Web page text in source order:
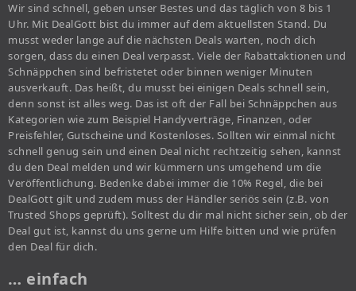
Wir sind schnell, geben unser Bestes und das täglich von 8 bis 1
Uhr. Mit DealGott bist du immer auf dem aktuellsten Stand. Du
musst weder lange auf die nächsten Deals warten, noch dich
sorgen, dass du einen Deal verpasst. Viele der Rabattaktionen und
Schnäppchen sind befristetet oder binnen weniger Minuten
ausverkauft. Das heißt, du musst bei einigen Deals schnell sein,
denn sonst ist alles weg. Das ist oft der Fall bei Schnäppchen aus
Kategorien wie zum Beispiel Handyverträge, Finanzen, oder
Preisfehler, Gutscheine und Kostenloses. Sollten wir einmal nicht
schnell genug sein und einen Deal nicht rechtzeitig sehen, kannst
du den Deal melden und wir kümmern uns umgehend um die
Veröffentlichung. Bedenke dabei immer die 10% Regel, die bei
DealGott gilt und zudem muss der Händler seriös sein (z.B. von
Trusted Shops geprüft). Solltest du dir mal nicht sicher sein, ob der
Deal gut ist, kannst du uns gerne um Hilfe bitten und wie prüfen
den Deal für dich.
… einfach